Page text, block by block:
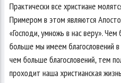
Практически все христиане
Примером в этом являются
«Господи, умножь в нас веру».
больше мы имеем благословений
чем больше благословений, тем
проходит наша христианская